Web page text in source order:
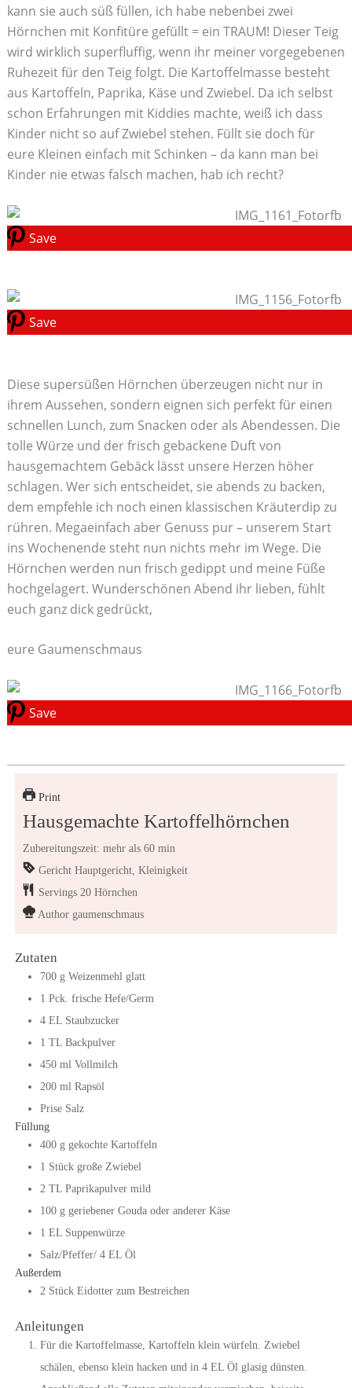
kann sie auch süß füllen, ich habe nebenbei zwei
Hörnchen mit Konfitüre gefüllt = ein TRAUM! Dieser Teig
wird wirklich superfluffig, wenn ihr meiner vorgegebenen
Ruhezeit für den Teig folgt. Die Kartoffelmasse besteht
aus Kartoffeln, Paprika, Käse und Zwiebel. Da ich selbst
schon Erfahrungen mit Kiddies machte, weiß ich dass
Kinder nicht so auf Zwiebel stehen. Füllt sie doch für
eure Kleinen einfach mit Schinken – da kann man bei
Kinder nie etwas falsch machen, hab ich recht?
Save
Save
Diese supersüßen Hörnchen überzeugen nicht nur in
ihrem Aussehen, sondern eignen sich perfekt für einen
schnellen Lunch, zum Snacken oder als Abendessen. Die
tolle Würze und der frisch gebackene Duft von
hausgemachtem Gebäck lässt unsere Herzen höher
schlagen. Wer sich entscheidet, sie abends zu backen,
dem empfehle ich noch einen klassischen Kräuterdip zu
rühren. Megaeinfach aber Genuss pur – unserem Start
ins Wochenende steht nun nichts mehr im Wege. Die
Hörnchen werden nun frisch gedippt und meine Füße
hochgelagert. Wunderschönen Abend ihr lieben, fühlt
euch ganz dick gedrückt,
eure Gaumenschmaus
Save
Print
Hausgemachte Kartoffelhörnchen
Zubereitungszeit: mehr als 60 min
Gericht Hauptgericht, Kleinigkeit
Servings 20 Hörnchen
Author gaumenschmaus
Zutaten
700 g Weizenmehl glatt
1 Pck. frische Hefe/Germ
4 EL Staubzucker
1 TL Backpulver
450 ml Vollmilch
200 ml Rapsöl
Prise Salz
Füllung
400 g gekochte Kartoffeln
1 Stück große Zwiebel
2 TL Paprikapulver mild
100 g geriebener Gouda oder anderer Käse
1 EL Suppenwürze
Salz/Pfeffer/ 4 EL Öl
Außerdem
2 Stück Eidotter zum Bestreichen
Anleitungen
Für die Kartoffelmasse, Kartoffeln klein würfeln. Zwiebel
schälen, ebenso klein hacken und in 4 EL Öl glasig dünsten.